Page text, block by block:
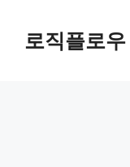
content로직플로우